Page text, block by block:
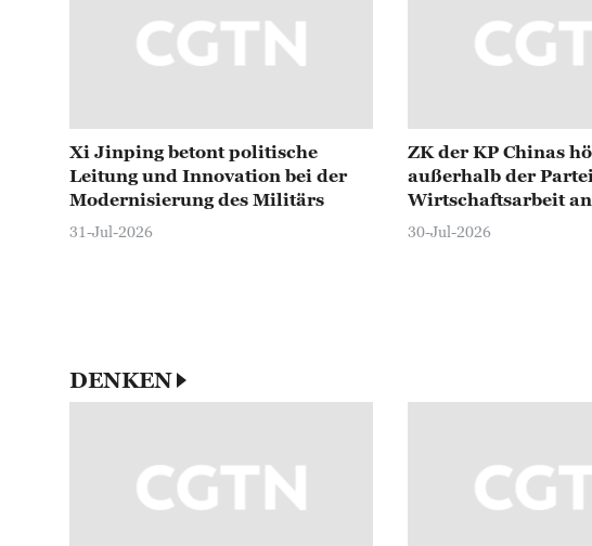
Xi Jinping empfängt slowakischen
Xi Jinping betont politische
Leitung und Innovation bei der
Modernisierung des Militärs
31-Jul-2026
ZK der KP Chinas
außerhalb der
Wirtschaftsarbeit an
30-Jul-2026
DENKEN